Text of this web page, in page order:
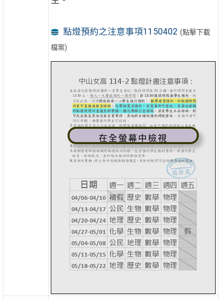
點燈預約之注意事項1150402 (點擊下載
檔案)
在全螢幕中檢視